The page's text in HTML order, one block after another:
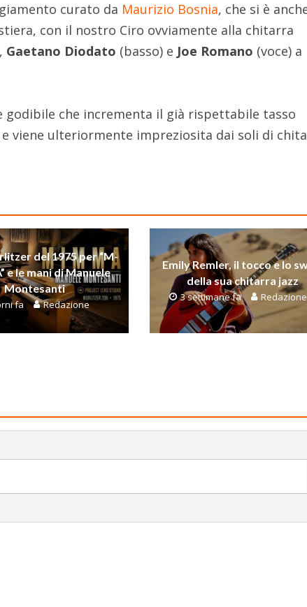
curato da Maurizio Bosnia, che si è
con il nostro Ciro ovviamente alla chitarra
Gaetano Diodato (basso) e Joe Romano (voce) a
godibile che incrementa il già rispettabile tasso
viene ulteriormente impreziosita dai soli di
del 1975 per “M-
e le mani di Manuele
Montesanti
fa Redazione
Emily Remler, il tocco e lo
della sua chitarra jazz
3 settimane fa Redazione